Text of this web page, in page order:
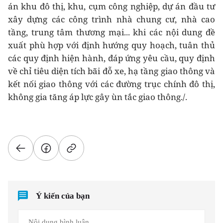
án khu đô thị, khu, cụm công nghiệp, dự án đầu tư
xây dựng các công trình nhà chung cư, nhà cao
tầng, trung tâm thương mại... khi các nội dung đề
xuất phù hợp với định hướng quy hoạch, tuân thủ
các quy định hiện hành, đáp ứng yêu cầu, quy định
về chỉ tiêu diện tích bãi đỗ xe, hạ tầng giao thông và
kết nối giao thông với các đường trục chính đô thị,
không gia tăng áp lực gây ùn tắc giao thông./.
Ý kiến của bạn